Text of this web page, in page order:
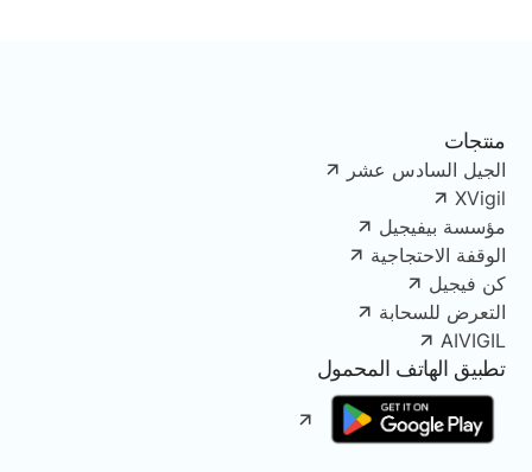
منتجات
الجيل السادس عشر
XVigil
مؤسسة بيفيجيل
الوقفة الاحتجاجية
كن فيجيل
التعرض للسحابة
AIVIGIL
تطبيق الهاتف المحمول